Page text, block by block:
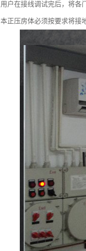
用户在接线调试完后，将各
本正压房体必须按要求将接